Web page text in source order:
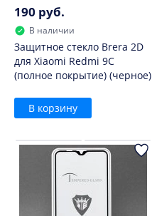
190 руб.
В наличии
Защитное стекло Brera 2D
для Xiaomi Redmi 9C
(полное покрытие) (черное)
В корзину